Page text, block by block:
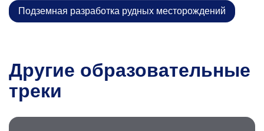
Подземная разработка рудных месторождений
Другие образовательные
треки